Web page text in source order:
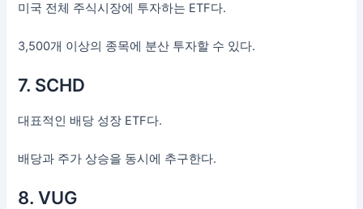
미국 전체 주식시장에 투자하는 ETF다.
3,500개 이상의 종목에 분산 투자할 수 있다.
7. SCHD
대표적인 배당 성장 ETF다.
배당과 주가 상승을 동시에 추구한다.
8. VUG